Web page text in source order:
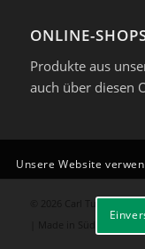
ONLINE-
Produkte aus
auch über diesen
© 2026 Carl Turck
Unsere Website